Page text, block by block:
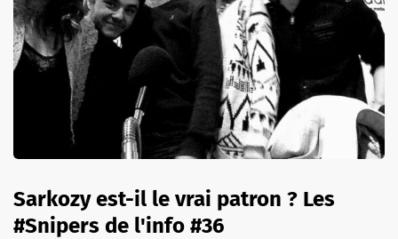
Sarkozy est-il le vrai patron ? Les
#Snipers de l'info #36